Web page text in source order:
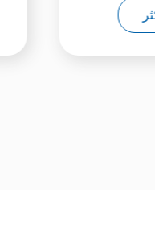
يتعلم أكثر